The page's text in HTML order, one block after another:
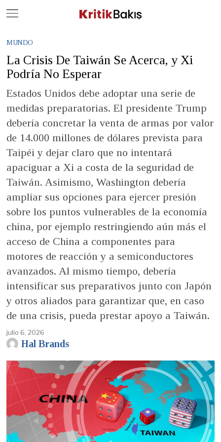
MUNDO
La Crisis De Taiwán Se Acerca, y Xi
Podría No Esperar
Estados Unidos debe adoptar una serie de
medidas preparatorias. El presidente Trump
debería concretar la venta de armas por valor
de 14.000 millones de dólares prevista para
Taipéi y dejar claro que no intentará
apaciguar a Xi a costa de la seguridad de
Taiwán. Asimismo, Washington debería
ampliar sus opciones para ejercer presión
sobre los puntos vulnerables de la economía
china, por ejemplo restringiendo aún más el
acceso de China a componentes para
motores de reacción y a semiconductores
avanzados. Al mismo tiempo, debería
intensificar sus preparativos junto con Japón
y otros aliados para garantizar que, en caso
de una crisis, pueda prestar apoyo a Taiwán.
julio 6, 2026
Hal Brands